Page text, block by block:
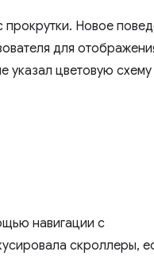
прокрутки. Новое
для
указал цветовую схему
навигации с
скроллеры,